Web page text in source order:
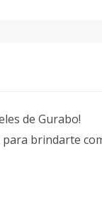
de Gurabo!
brindarte